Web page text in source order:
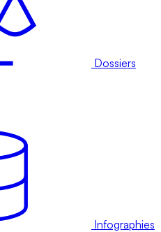
Dossiers
Infographies